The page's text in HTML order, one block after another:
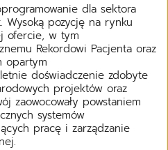
dla sektora
pozycję na rynku
ofercie, w tym
Rekordowi Pacjenta oraz
opartym
doświadczenie zdobyte
projektów oraz
zaowocowały powstaniem
systemów
pracę i zarządzanie